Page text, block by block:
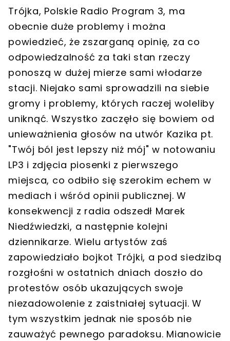
Trójka, Polskie Radio Program 3, ma
obecnie duże problemy i można
powiedzieć, że zszarganą opinię, za co
odpowiedzalność za taki stan rzeczy
ponoszą w dużej mierze sami włodarze
stacji. Niejako sami sprowadzili na siebie
gromy i problemy, których raczej woleliby
uniknąć. Wszystko zaczęło się bowiem od
unieważnienia głosów na utwór Kazika pt.
"Twój ból jest lepszy niż mój" w notowaniu
LP3 i zdjęcia piosenki z pierwszego
miejsca, co odbiło się szerokim echem w
mediach i wśród opinii publicznej. W
konsekwencji z radia odszedł Marek
Niedźwiedzki, a następnie kolejni
dziennikarze. Wielu artystów zaś
zapowiedziało bojkot Trójki, a pod siedzibą
rozgłośni w ostatnich dniach doszło do
protestów osób ukazujących swoje
niezadowolenie z zaistniałej sytuacji. W
tym wszystkim jednak nie sposób nie
zauważyć pewnego paradoksu. Mianowicie